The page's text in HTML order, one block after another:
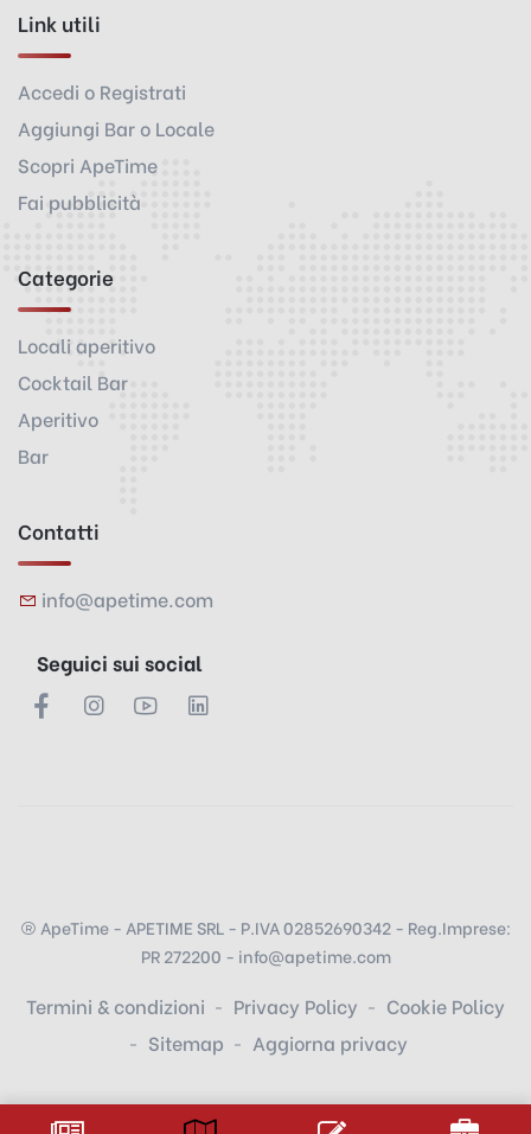
Link utili
Accedi o Registrati
Aggiungi Bar o Locale
Scopri ApeTime
Fai pubblicità
Categorie
Locali aperitivo
Cocktail Bar
Aperitivo
Bar
Contatti
info@apetime.com
Seguici sui social
ApeTime - APETIME SRL - P.IVA 02852690342 - Reg.Imprese:
PR 272200 - info@apetime.com
Termini & condizioni Privacy Policy
Cookie Policy
Sitemap
Aggiorna privacy